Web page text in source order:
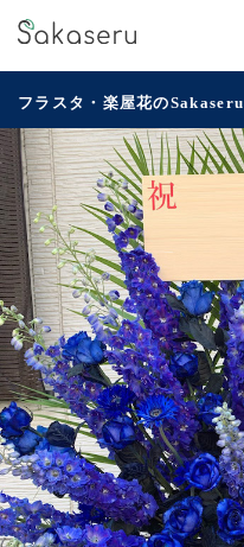
フラスタ・楽屋花のSakaseru